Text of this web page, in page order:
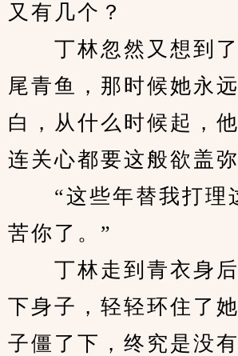
又有几个？
丁林忽然又想到了
尾青鱼，那时候她永
白，从什么时候起，
连关心都要这般欲盖弥
“这些年替我打理
苦你了。”
丁林走到青衣身后
下身子，轻轻环住了
子僵了下，终究是没